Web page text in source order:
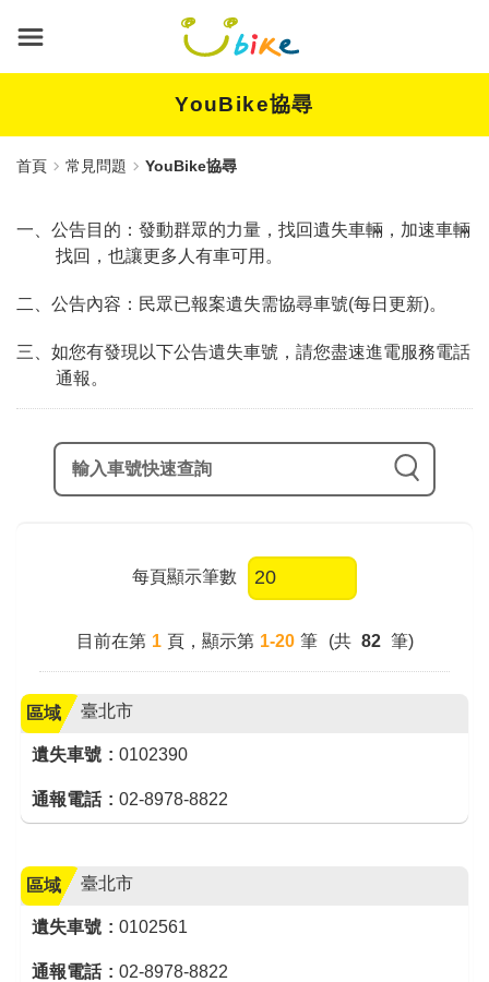
要
YouBike協尋
首頁 常見問題 YouBike協尋
一、公告目的：發動群眾的力量，找回遺失車輛，加速車輛
找回，也讓更多人有車可用。
二、公告內容：民眾已報案遺失需協尋車號(每日更新)。
三、如您有發現以下公告遺失車號，請您盡速進電服務電話
通報。
輸入車號快速查詢
每頁顯示筆數
目前在第 1 頁，顯示第 1-20 筆 (共 82 筆)
區域 臺北市
遺失車號 0102390
通報電話 02-8978-8822
區域 臺北市
遺失車號 0102561
通報電話 02-8978-8822